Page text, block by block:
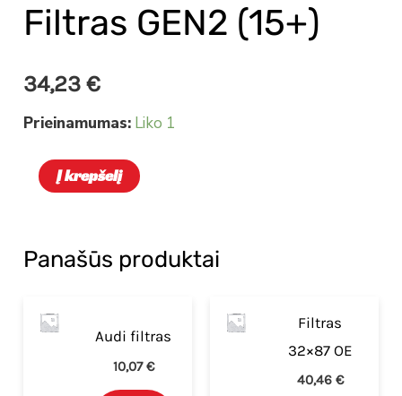
Filtras GEN2 (15+)
34,23€
Prieinamumas: Liko 1
Į krepšelį
Panašūs produktai
Audi filtras
10,07€
Filtras
32×87 OE
40,46 €